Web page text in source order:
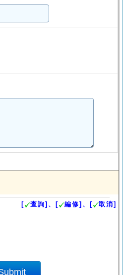
[ 查詢]、[ 編修]、[ 取消]